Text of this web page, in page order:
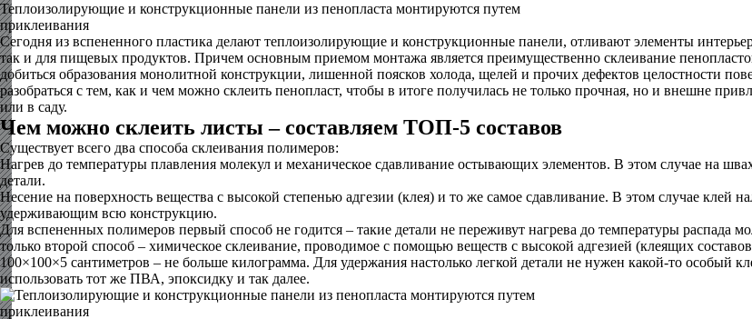
Теплоизолирующие и конструкционные панели из пенопласта монтируются путем
приклеивания
Сегодня из вспененного пластика делают теплоизолирующие и конструкционные панели, отливают элементы
так и для пищевых продуктов. Причем основным приемом монтажа является преимущественно склеивание
добиться образования монолитной конструкции, лишенной поясков холода, щелей и прочих дефектов целостности
разобраться с тем, как и чем можно склеить пенопласт, чтобы в итоге получилась не только прочная, но и внешне
или в саду.
Чем можно склеить листы – составляем ТОП-5 составов
Существует всего два способа склеивания полимеров:
Нагрев до температуры плавления молекул и механическое сдавливание остывающих элементов. В этом случае на
детали.
Несение на поверхность вещества с высокой степенью адгезии (клея) и то же самое сдавливание. В этом случае клей
удерживающим всю конструкцию.
Для вспененных полимеров первый способ не годится – такие детали не переживут нагрева до температуры распада
только второй способ – химическое склеивание, проводимое с помощью веществ с высокой адгезией (клеящих
100×100×5 сантиметров – не больше килограмма. Для удержания настолько легкой детали не нужен какой-то особый
использовать тот же ПВА, эпоксидку и так далее.